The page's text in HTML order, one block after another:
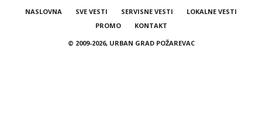
NASLOVNA SVE VESTI SERVISNE VESTI
LOKALNE VESTI
PROMO
KONTAKT
© 2009-2026, URBAN GRAD POŽAREVAC